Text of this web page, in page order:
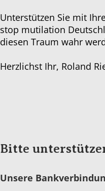
Unterstützen Sie mit
stop mutilation
diesen Traum wahr
Herzlichst Ihr, Roland
Bitte
Unsere